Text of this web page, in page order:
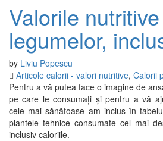
Valorile
legumelor,
by Liviu Popescu
Articole calorii - valori nutritive, Calorii
Pentru a vă putea face o imagine de
pe care le consumați și pentru a vă
cele mai sănătoase am inclus în
plantele tehnice consumate cel mai
inclusiv caloriile.